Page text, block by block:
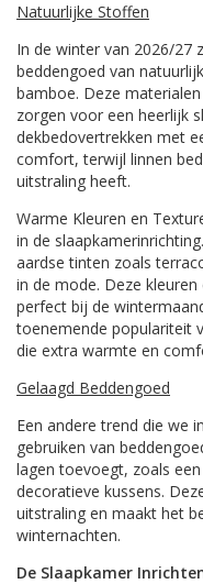
Natuurlijke Stoffen
In de winter van 2026/27
beddengoed van
bamboe. Deze
zorgen voor een heerlijk
dekbedovertrekken met
comfort, terwijl linnen
uitstraling heeft.
Warme Kleuren en
in de
aardse tinten zoals
in de mode. Deze
perfect bij de
toenemende populariteit
die extra warmte en
Gelaagd Beddengoed
Een andere trend die we
gebruiken van
lagen toevoegt, zoals
decoratieve kussens.
uitstraling en maakt het
winternachten.
De Slaapkamer